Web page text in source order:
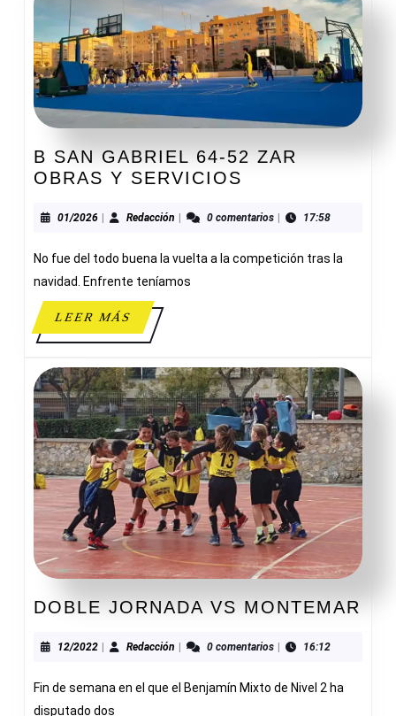
B SAN GABRIEL 64-52 ZAR
OBRAS Y SERVICIOS
GABRIEL
52
01/202601/2026
| Redacción Redacción
| 0 comentarios | 17:58
No fue del todo buena la vuelta a la competición tras la
navidad. Enfrente teníamos
LEER MÁSLEER
MÁS
DOBLE JORNADA VS MONTEMAR
12/202212/2022
| Redacción Redacción
| 0 comentarios | 16:12
Fin de semana en el que el Benjamín Mixto de Nivel 2 ha
disputado dos